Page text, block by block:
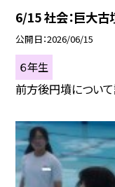
6/15 社会：巨大古
公開日 2026/06/15
６年生
前方後円墳について